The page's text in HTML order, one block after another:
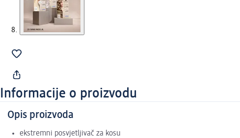
Informacije o proizvodu
Opis proizvoda
ekstremni posvjetljivač za kosu